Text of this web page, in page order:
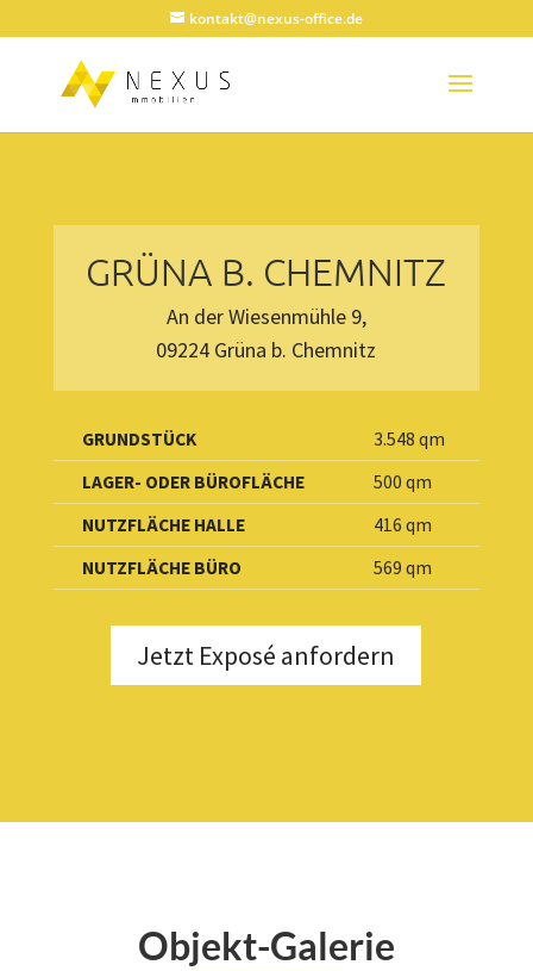
kontakt@nexus-office.de
GRÜNA B. CHEMNITZ
An der Wiesenmühle 9,
09224 Grüna b. Chemnitz
GRUNDSTÜCK
3.548 qm
LAGER- ODER BÜROFLÄCHE
500 qm
NUTZFLÄCHE HALLE
416 qm
NUTZFLÄCHE BÜRO
569 qm
Jetzt Exposé anfordern
Objekt-Galerie